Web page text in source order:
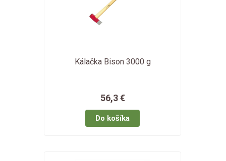
Kálačka Bison 3000 g
56,3 €